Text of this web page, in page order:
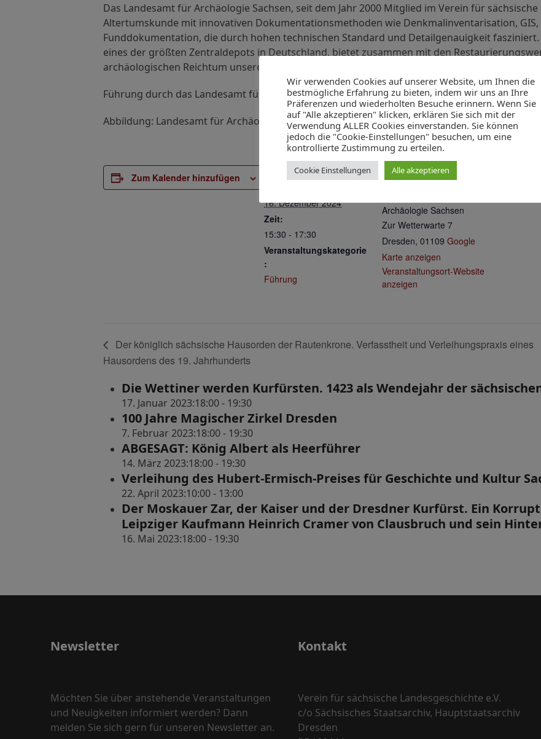
Das Landesamt für Archäologie Sachsen, seit dem Jahr 2000 Mitglied im Verein für
Altertumskunde mit innovativen Dokumentationsmethoden wie Denkmalinventarisation,
Funddokumentation, die durch hohen technischen Standard und Detailgenauigkeit fasziniert.
eines der größten Zentraldepots in Deutschland, bietet zusammen mit den
archäologischen Reichtum unseres Landes, der auch in den Publikationen des Hauses
Führung durch das Landesamt für Archäologie Sachsen
Abbildung: Landesamt für Archäologie Sachsen (Foto: S. Krabath)
Zum Kalender hinzufügen
DETAILS
16. Dezember 2024
Zeit:
15:30 - 17:30
Veranstaltungskategorie
:
Führung
VERANSTALTUNGSO
RT
Archäologie Sachsen
Zur Wetterwarte 7
Dresden, 01109 Google
Karte anzeigen
Veranstaltungsort-Website
anzeigen
Der königlich sächsische Hausorden der Rautenkrone. Verfasstheit und Verleihungspraxis eines
Hausordens des 19. Jahrhunderts
Die Wettiner werden Kurfürsten. 1423 als Wendejahr der
17. Januar 2023:18:00- 19:30
100 Jahre Magischer Zirkel Dresden
7. Februar 2023:18:00- 19:30
ABGESAGT: König Albert als Heerführer
14. März 2023:18:00- 19:30
Verleihung des Hubert-Ermisch-Preises für Geschichte und Kultur
22. April 2023:10:00- 13:00
Der Moskauer Zar, der Kaiser und der Dresdner Kurfürst. Ein
Leipziger Kaufmann Heinrich Cramer von Clausbruch und sein
16. Mai 2023:18:00- 19:30
Newsletter
Möchten Sie über anstehende Veranstaltungen
und Neuigkeiten informiert werden? Dann
melden Sie sich gern für unseren Newsletter an.
Kontakt
Verein für sächsische Landesgeschichte e.V.
c/o Sächsisches Staatsarchiv, Hauptstaatsarchiv
Dresden
Wir verwenden Cookies auf unserer Website, um Ihnen die
bestmögliche Erfahrung zu bieten, indem wir uns an Ihre
Präferenzen und wiederholten Besuche erinnern. Wenn Sie
auf "Alle akzeptieren" klicken, erklären Sie sich mit der
Verwendung ALLER Cookies einverstanden. Sie können
jedoch die "Cookie-Einstellungen" besuchen, um eine
kontrollierte Zustimmung zu erteilen.
Cookie Einstellungen Alle akzeptieren